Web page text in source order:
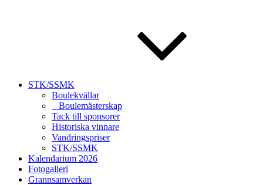
STK/SSMK
Boulekvällar
Boulemästerskap
Tack till sponsorer
Historiska vinnare
Vandringspriser
STK/SSMK
Kalendarium 2026
Fotogalleri
Grannsamverkan